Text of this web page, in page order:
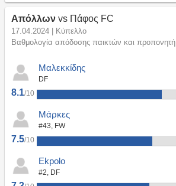
Απόλλων vs Πάφος FC
17.04.2024 | Κύπελλο
Βαθμολογία απόδοσης παικτών και προπονητή
Μαλεκκίδης
DF
8.1/10
Μάρκες
#43, FW
7.5/10
Ekpolo
#2, DF